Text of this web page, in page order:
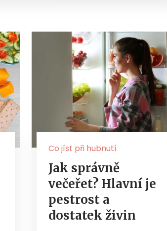
Co jíst při hubnutí
Jak správně
večeřet? Hlavní je
pestrost a
dostatek živin